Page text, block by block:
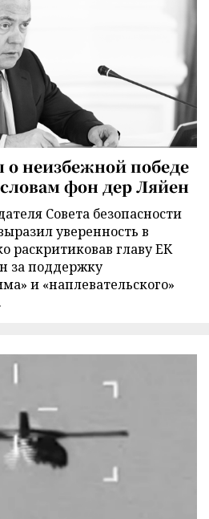
о неизбежной победе
фон дер Ляйен
Совета безопасности
уверенность в
раскритиковав главу ЕК
за поддержку
и «наплевательского»